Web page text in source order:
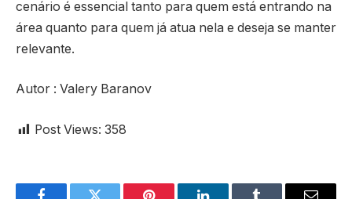
cenário é essencial tanto para quem está entrando na
área quanto para quem já atua nela e deseja se manter
relevante.
Autor : Valery Baranov
Post Views: 358